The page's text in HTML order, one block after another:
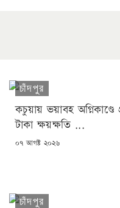
চাঁদপুর
কচুয়ায় ভয়াবহ
টাকা ক্ষয়ক্ষতি ...
POSTED
০৭ আগষ্ট ২০২৬
চাঁদপুর